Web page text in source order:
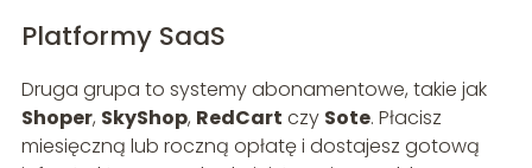
Platformy SaaS
Druga grupa to systemy abonamentowe, takie jak
Shoper, SkyShop, RedCart czy Sote. Płacisz
miesięczną lub roczną opłatę i dostajesz gotową